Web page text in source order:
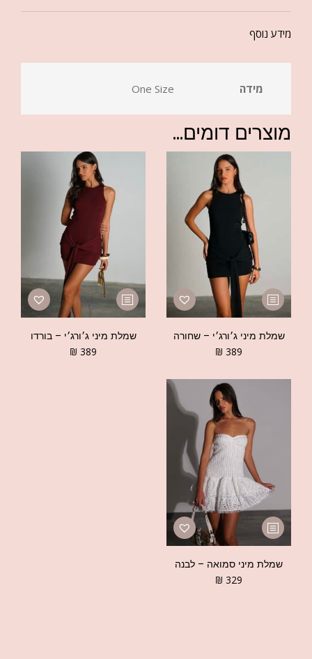
מידע נוסף
מידה One Size
מוצרים דומים...
שמלת מיני ג׳ורג׳י – שחורה
₪ 389
שמלת מיני ג׳ורג׳י – בורדו
₪ 389
שמלת מיני סמואה – לבנה
₪ 329